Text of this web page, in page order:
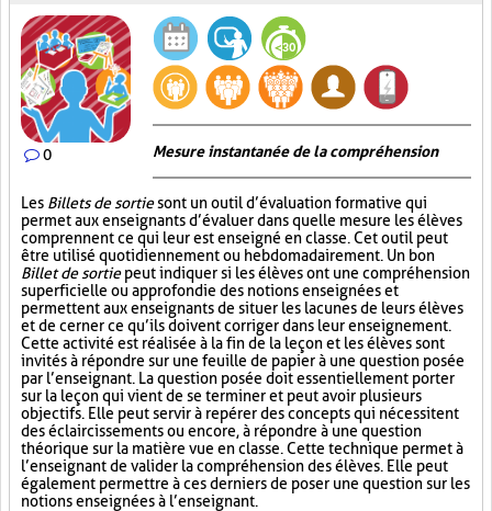
0 Mesure instantanée de la compréhension
Les Billets de sortiesont un outil d’évaluation formative qui
permet aux enseignants d’évaluer dans quelle mesure les élèves
comprennent ce qui leur est enseigné en classe. Cet outil peut
être utilisé quotidiennement ou hebdomadairement. Un bon
Billet de sortiepeut indiquer si les élèves ont une compréhension
superficielle ou approfondie des notions enseignées et
permettent aux enseignants de situer les lacunes de leurs élèves
et de cerner ce qu’ils doivent corriger dans leur enseignement.
Cette activité est réalisée à la fin de la leçon et les élèves sont
invités à répondre sur une feuille de papier à une question posée
par l’enseignant. La question posée doit essentiellement porter
sur la leçon qui vient de se terminer et peut avoir plusieurs
objectifs. Elle peut servir à repérer des concepts qui nécessitent
des éclaircissements ou encore, à répondre à une question
théorique sur la matière vue en classe. Cette technique permet à
l’enseignant de valider la compréhension des élèves. Elle peut
également permettre à ces derniers de poser une question sur les
notions enseignées à l’enseignant.